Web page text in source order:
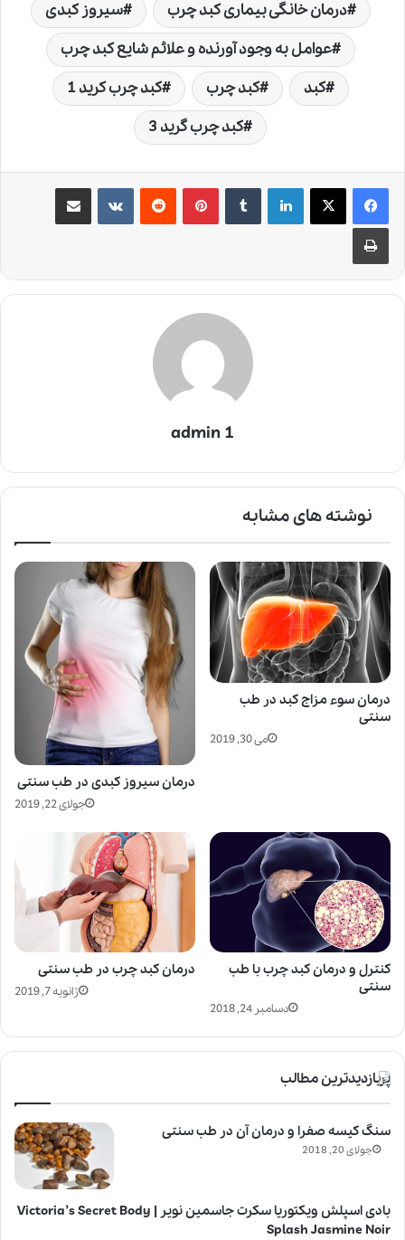
درمان خانگی بیماری کبد چرب
سیروز کبدی
عوامل به وجود آورنده و علائم شایع کبد چرب
کبد
کبد چرب
کبد چرب کرید 1
کبد چرب گرید 3
لینکدین ‫تامبلر ‫پین‌ترست‫رددیت ‫VKontakteاشتراک گذاری از طریق ایمیل
چاپ
admin 1
نوشته های مشابه
درمان سیروز کبدی در طب سنتی
جولای 22, 2019
درمان سوء مزاج کبد در طب
سنتی
می 30, 2019
درمان کبد چرب در طب سنتی
ژانویه 7, 2019
کنترل و درمان کبد چرب با طب
سنتی
دسامبر 24, 2018
پربازدیدترین مطالب
سنگ کیسه صفرا و درمان آن در طب سنتی
جولای 20, 2018
بادی اسپلش ویکتوریا سکرت جاسمین نویر | Victoria’s Secret Body
Splash Jasmine Noir